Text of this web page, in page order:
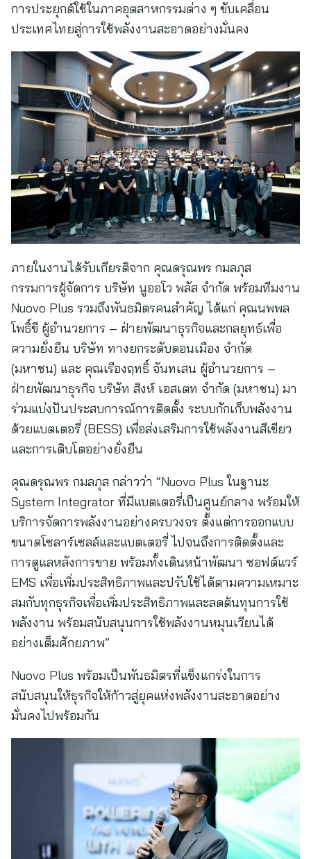
การประยุกต์ใช้ในภาคอุตสาหกรรมต่าง ๆ ขับเคลื่อน
ประเทศไทยสู่การใช้พลังงานสะอาดอย่างมั่นคง
ภายในงานได้รับเกียรติจาก คุณดรุณพร กมลภุส
กรรมการผู้จัดการ บริษัท นูออโว พลัส จำกัด พร้อมทีมงาน
Nuovo Plus รวมถึงพันธมิตรคนสำคัญ ได้แก่ คุณนพพล
โพธิ์ขี ผู้อำนวยการ – ฝ่ายพัฒนาธุรกิจและกลยุทธ์เพื่อ
ความยั่งยืน บริษัท ทางยกระดับดอนเมือง จำกัด
(มหาชน) และ คุณเรืองฤทธิ์ จันทเสน ผู้อำนวยการ –
ฝ่ายพัฒนาธุรกิจ บริษัท สิงห์ เอสเตท จำกัด (มหาชน) มา
ร่วมแบ่งปันประสบการณ์การติดตั้ง ระบบกักเก็บพลังงาน
ด้วยแบตเตอรี่ (BESS) เพื่อส่งเสริมการใช้พลังงานสีเขียว
และการเติบโตอย่างยั่งยืน
คุณดรุณพร กมลภุส กล่าวว่า “Nuovo Plus ในฐานะ
System Integrator ที่มีแบตเตอรี่เป็นศูนย์กลาง พร้อมให้
บริการจัดการพลังงานอย่างครบวงจร ตั้งแต่การออกแบบ
ขนาดโซลาร์เซลล์และแบตเตอรี่ ไปจนถึงการติดตั้งและ
การดูแลหลังการขาย พร้อมทั้งเดินหน้าพัฒนา ซอฟต์แวร์
EMS เพื่อเพิ่มประสิทธิภาพและปรับใช้ได้ตามความเหมาะ
สมกับทุกธุรกิจเพื่อเพิ่มประสิทธิภาพและลดต้นทุนการใช้
พลังงาน พร้อมสนับสนุนการใช้พลังงานหมุนเวียนได้
อย่างเต็มศักยภาพ”
Nuovo Plus พร้อมเป็นพันธมิตรที่แข็งแกร่งในการ
สนับสนุนให้ธุรกิจให้ก้าวสู่ยุคแห่งพลังงานสะอาดอย่าง
มั่นคงไปพร้อมกัน